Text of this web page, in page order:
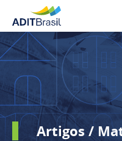
Artigos /